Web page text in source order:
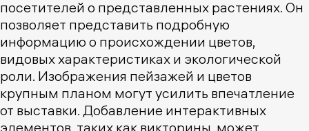
посетителей о представленных растениях. Он
позволяет представить подробную
информацию о происхождении цветов,
видовых характеристиках и экологической
роли. Изображения пейзажей и цветов
крупным планом могут усилить впечатление
от выставки. Добавление интерактивных
элементов, таких как викторины, может